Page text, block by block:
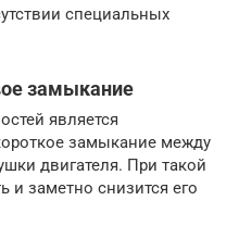
специальных
замыкание
является
замыкание между
двигателя. При такой
и заметно снизится его